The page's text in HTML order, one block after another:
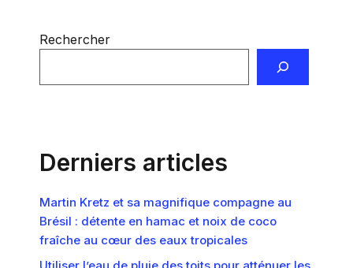
Rechercher
Derniers articles
Martin Kretz et sa magnifique compagne au
Brésil : détente en hamac et noix de coco
fraîche au cœur des eaux tropicales